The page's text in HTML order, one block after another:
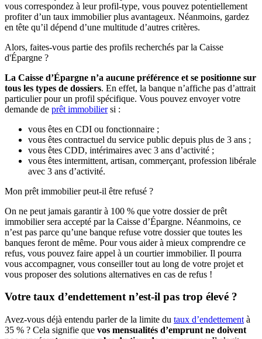
vous correspondez à leur profil-type, vous pouvez potentiellement
profiter d’un taux immobilier plus avantageux. Néanmoins, gardez
en tête qu’il dépend d’une multitude d’autres critères.
Alors, faites-vous partie des profils recherchés par la Caisse
d'Épargne ?
La Caisse d’Épargne n’a aucune préférence et se positionne sur
tous les types de dossiers. En effet, la banque n’affiche pas d’attrait
particulier pour un profil spécifique. Vous pouvez envoyer votre
demande de prêt immobiliersi :
vous êtes en CDI ou fonctionnaire ;
vous êtes contractuel du service public depuis plus de 3 ans ;
vous êtes CDD, intérimaires avec 3 ans d’activité ;
vous êtes intermittent, artisan, commerçant, profession libérale
avec 3 ans d’activité.
Mon prêt immobilier peut-il être refusé ?
On ne peut jamais garantir à 100 % que votre dossier de prêt
immobilier sera accepté par la Caisse d’Épargne. Néanmoins, ce
n’est pas parce qu’une banque refuse votre dossier que toutes les
banques feront de même. Pour vous aider à mieux comprendre ce
refus, vous pouvez faire appel à un courtier immobilier. Il pourra
vous accompagner, vous conseiller tout au long de votre projet et
vous proposer des solutions alternatives en cas de refus !
Votre taux d’endettement n’est-il pas trop élevé ?
Avez-vous déjà entendu parler de la limite du taux d’endettement à
35 % ? Cela signifie que vos mensualités d’emprunt ne doivent